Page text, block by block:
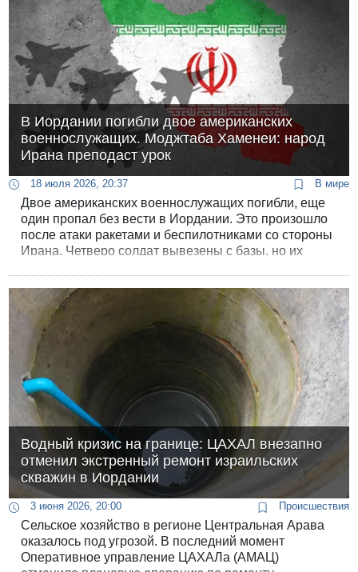
В Иордании погибли двое американских
военнослужащих. Моджтаба Хаменеи: народ
Ирана преподаст урок
18 июля 2026, 20:37 В мире
Двое американских военнослужащих погибли, еще
один пропал без вести в Иордании. Это произошло
после атаки ракетами и беспилотниками со стороны
Ирана. Четверо солдат вывезены с базы, но их
США.
Водный кризис на границе: ЦАХАЛ внезапно
отменил экстренный ремонт израильских
скважин в Иордании
3 июня 2026, 20:00 Происшествия
Сельское хозяйство в регионе Центральная Арава
оказалось под угрозой. В последний момент
Оперативное управление ЦАХАЛа (АМАЦ)